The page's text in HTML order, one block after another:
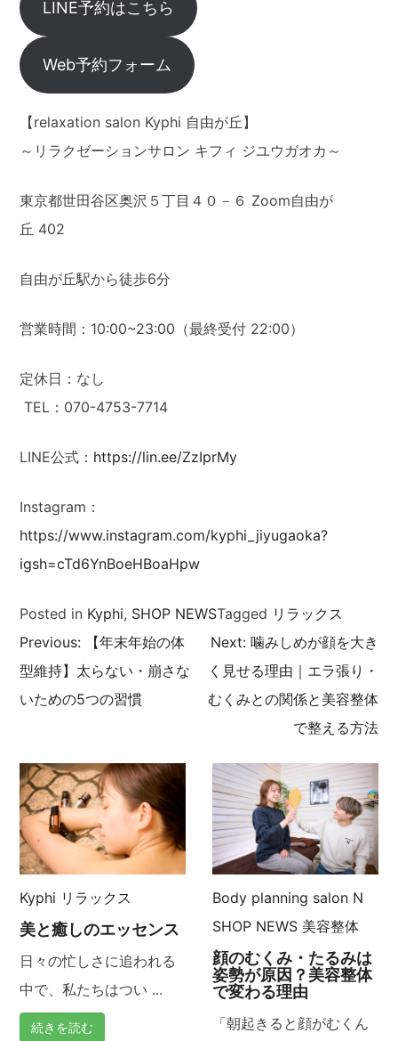
LINE予約はこちら
Web予約フォーム
【relaxation salon Kyphi 自由が丘】
～リラクゼーションサロン キフィ ジユウガオカ～
東京都世田谷区奥沢５丁目４０－６ Zoom自由が
丘 402
自由が丘駅から徒歩6分
営業時間：10:00~23:00（最終受付 22:00）
定休日：なし
TEL：070-4753-7714
LINE公式： https://lin.ee/ZzIprMy
Instagram：
https://www.instagram.com/kyphi_jiyugaoka?
igsh=cTd6YnBoeHBoaHpw
Posted in Kyphi, SHOP NEWSTagged リラックス
投
稿
ビ
ゲ
ー
シ
ン
Previous:
【年末年始の体
型維持】太らない・崩さな
いための5つの習慣
Next: 噛みしめが顔を大き
く見せる理由｜エラ張り・
むくみとの関係と美容整体
で整える方法
Kyphi リラックス
美と癒しのエッセンス
日々の忙しさに追われる
中で、私たちはつい ...
続きを読む
Body planning salon N
SHOP NEWS 美容整体
顔のむくみ・たるみは
姿勢が原因？美容整体
で変わる理由
「朝起きると顔がむくん